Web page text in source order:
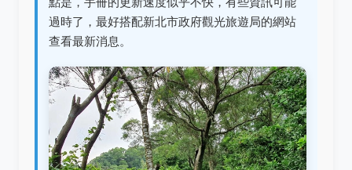
過時了，最好搭配新北市政府觀光旅遊局的網站
查看最新消息。